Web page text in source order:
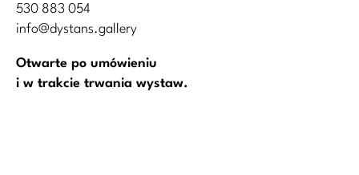
530 883 054
info@dystans.gallery
Otwarte po umówieniu
i w trakcie trwania wystaw.